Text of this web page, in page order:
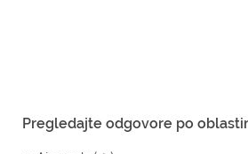
Pregledajte odgovore po